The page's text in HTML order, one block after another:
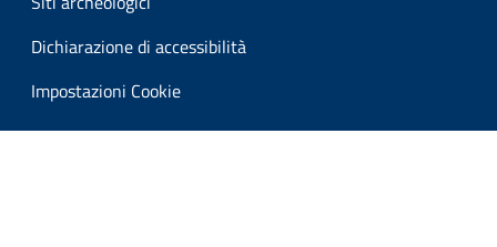
Dichiarazione di accessibilità
Impostazioni Cookie